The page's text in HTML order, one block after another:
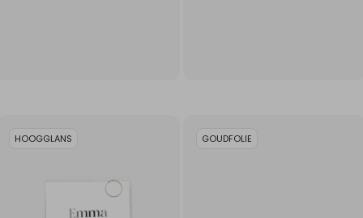
HOOGGLANS GOUDFOLIE